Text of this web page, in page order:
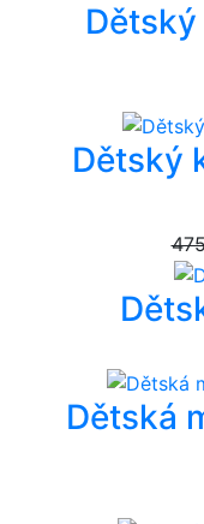
Dětský
Dětský
Dětská